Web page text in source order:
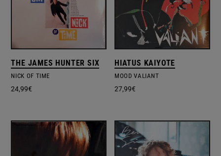
THE JAMES HUNTER SIX
NICK OF TIME
24,99€
HIATUS KAIYOTE
MOOD VALIANT
27,99€